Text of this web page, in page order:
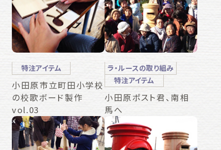
特注アイテム
小田原市立町田小学校
の校歌ボード製作
vol.03
ラ・ルースの取り組み
特注アイテム
小田原ポスト君、南相
馬へ